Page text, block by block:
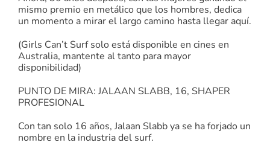
mismo premio en metálico que los hombres, dedica
un momento a mirar el largo camino hasta llegar aquí.
(Girls Can’t Surf solo está disponible en cines en
Australia, mantente al tanto para mayor
disponibilidad)
PUNTO DE MIRA: JALAAN SLABB, 16, SHAPER
PROFESIONAL
Con tan solo 16 años, Jalaan Slabb ya se ha forjado un
nombre en la industria del surf.